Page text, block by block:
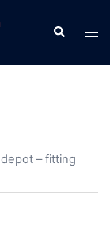
Zoeken
– fitting